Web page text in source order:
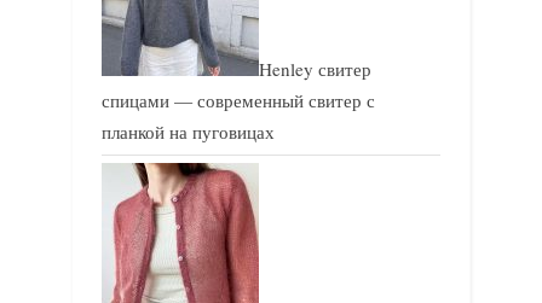
Henley свитер
спицами — современный свитер с
планкой на пуговицах